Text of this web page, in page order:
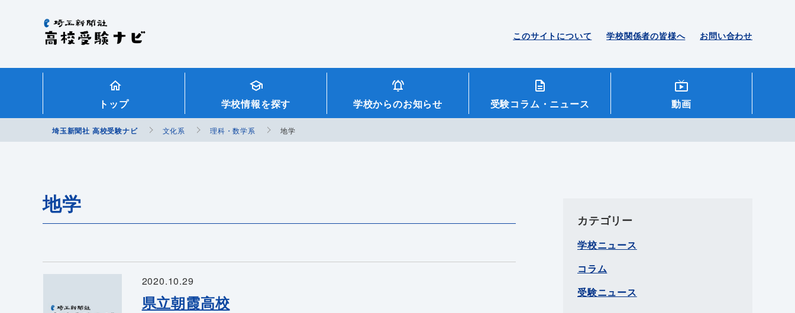
このサイトについて 学校関係者の皆様へ お問い合わせ
トップ 学校情報を探す 学校からのお知らせ 受験コラム ・ニュース 動画
埼玉新聞社 高校受験ナビ 文化系 理科・数学系 地学
地学
2020.10.29
県立朝霞高校
カテゴリー
学校ニュース
コラム
受験ニュース